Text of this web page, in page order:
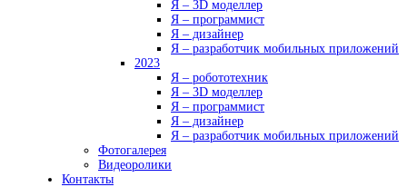
Я – 3D моделлер
Я – программист
Я – дизайнер
Я – разработчик мобильных приложений
2023
Я – робототехник
Я – 3D моделлер
Я – программист
Я – дизайнер
Я – разработчик мобильных приложений
Фотогалерея
Видеоролики
Контакты